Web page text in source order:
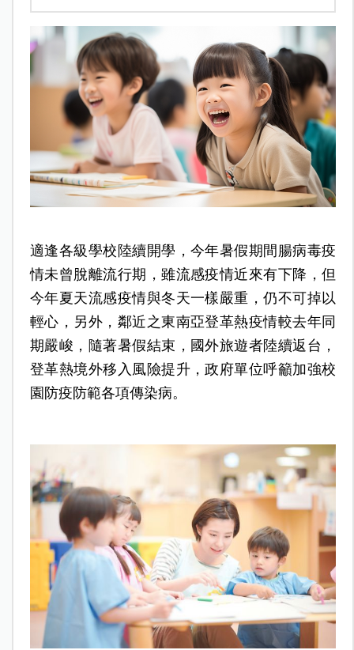
適逢各級學校陸續開學，今年暑假期間腸病毒疫
情未曾脫離流行期，雖流感疫情近來有下降，但
今年夏天流感疫情與冬天一樣嚴重，仍不可掉以
輕心，另外，鄰近之東南亞登革熱疫情較去年同
期嚴峻，隨著暑假結束，國外旅遊者陸續返台，
登革熱境外移入風險提升，政府單位呼籲加強校
園防疫防範各項傳染病。